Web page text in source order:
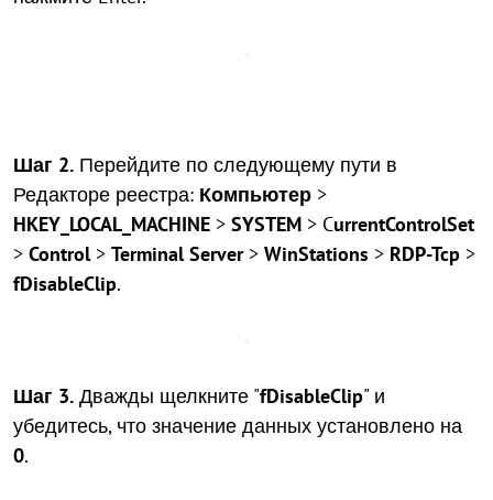
Шаг 2. Перейдите по следующему пути в
Редакторе реестра: Компьютер >
HKEY_LOCAL_MACHINE > SYSTEM > CurrentControlSet
> Control> Terminal Server> WinStations > RDP-Tcp >
fDisableClip.
Шаг 3. Дважды щелкните "fDisableClip" и
убедитесь, что значение данных установлено на
0.